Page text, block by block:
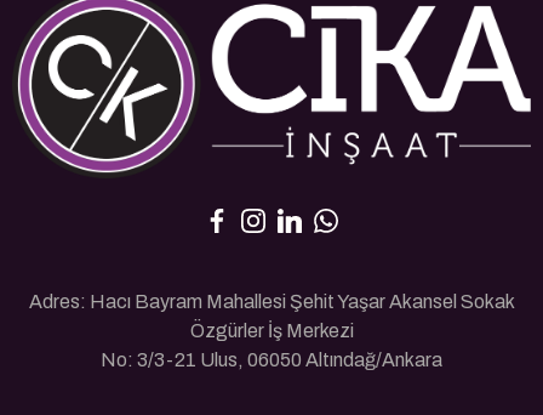
Adres: Hacı Bayram Mahallesi Şehit Yaşar Akansel Sokak
Özgürler İş Merkezi
No: 3/3-21 Ulus, 06050 Altındağ/Ankara